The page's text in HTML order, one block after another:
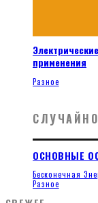
применения
Разное
ОСНОВНЫЕ
Бесконечная
Разное